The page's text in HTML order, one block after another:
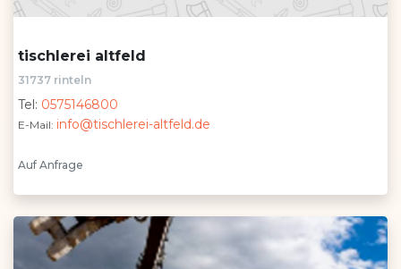
tischlerei altfeld
31737 rinteln
Tel: 0575146800
E-Mail: info@tischlerei-altfeld.de
Auf Anfrage